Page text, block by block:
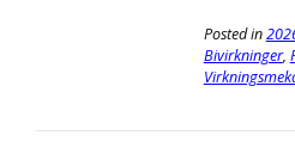
Posted in
Bivirkninger,